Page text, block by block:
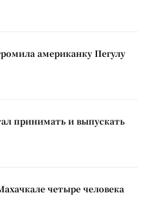
американку Пегулу
принимать и выпускать
четыре человека